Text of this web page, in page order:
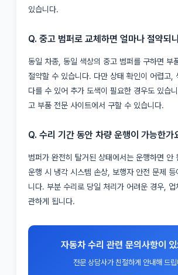
있습니다.
Q. 중고 범퍼로 교체하면 얼마나 절약되
동일 차종, 동일 색상의 중고 범퍼를 구하면
절약할 수 있습니다. 다만 상태 확인이 어렵고,
다를 수 있어 추가 도색이 필요한 경우도 있습
고 부품 전문 사이트에서 구할 수 있습니다.
Q. 수리 기간 동안 차량 운행이 가능한가
범퍼가 완전히 탈거된 상태에서는 운행하면 안
운행 시 냉각 시스템 손상, 보행자 안전 문제
니다. 부분 수리로 당일 처리가 어려운 경우,
관하게 됩니다.
자동차 수리 관련 문의사항이
전문 상담사가 친절하게 안내해 드